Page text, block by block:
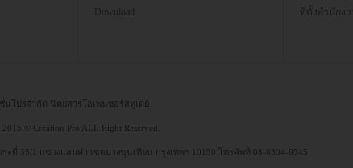
Download
ที่ตั้งสำนักงาน
ชั่นโปรจำกัด นิตยสารโอเพนซอร์สทูเดย์
© Creation Pro ALL Right Reserved.
ะดี่ 35/1 แขวงแสมดำ เขตบางขุนเทียน กรุงเทพฯ 10150 โทรศัพท์ 08-6304-9545